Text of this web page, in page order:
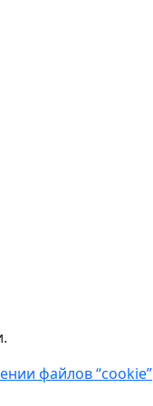
файлов “cookie”